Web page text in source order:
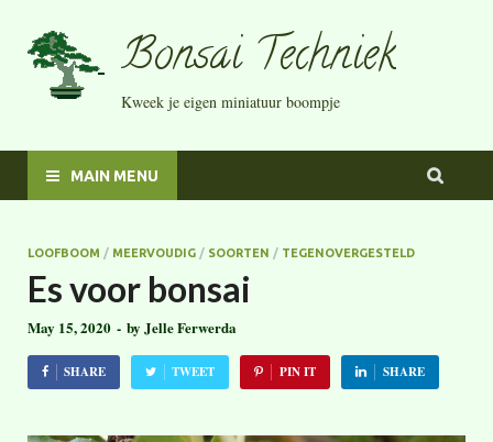
Bonsai Techniek
Kweek je eigen miniatuur boompje
MAIN MENU
LOOFBOOM / MEERVOUDIG / SOORTEN / TEGENOVERGESTELD
Es voor bonsai
May 15, 2020 - by Jelle Ferwerda
SHARE TWEET PIN IT SHARE